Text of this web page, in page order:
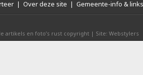
| Over deze site | Gemeente-info & links
artikels en foto’s rust copyright | Site: Webstylers